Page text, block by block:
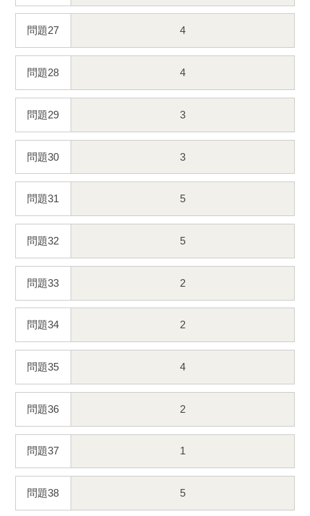
問題27 4
問題28 4
問題29 3
問題30 3
問題31 5
問題32 5
問題33 2
問題34 2
問題35 4
問題36 2
問題37 1
問題38 5